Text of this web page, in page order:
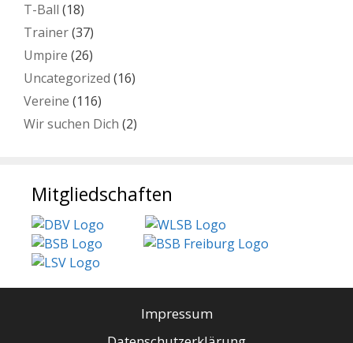
T-Ball (18)
Trainer(37)
Umpire (26)
Uncategorized (16)
Vereine (116)
Wir suchen Dich (2)
Mitgliedschaften
Impressum